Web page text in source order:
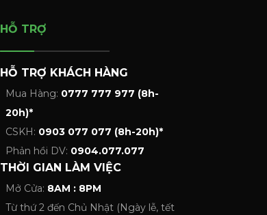
HỖ TRỢ
HỖ TRỢ KHÁCH HÀNG
Mua Hàng: 0777 777 977 (8h-
20h)*
CSKH: 0903 077 077 (8h-20h)*
Phản hồi DV: 0904.077.077
THỜI GIAN LÀM VIỆC
Mở Cửa: 8AM : 8PM
Từ thứ 2 đến Chủ Nhật (Ngày lễ, tết